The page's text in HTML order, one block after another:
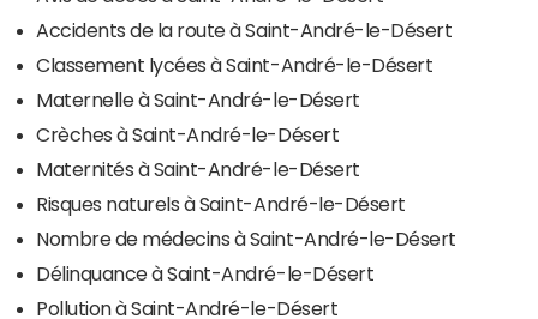
Accidents de la route à Saint-André-le-Désert
Classement lycées à Saint-André-le-Désert
Maternelle à Saint-André-le-Désert
Crèches à Saint-André-le-Désert
Maternités à Saint-André-le-Désert
Risques naturels à Saint-André-le-Désert
Nombre de médecins à Saint-André-le-Désert
Délinquance à Saint-André-le-Désert
Pollution à Saint-André-le-Désert